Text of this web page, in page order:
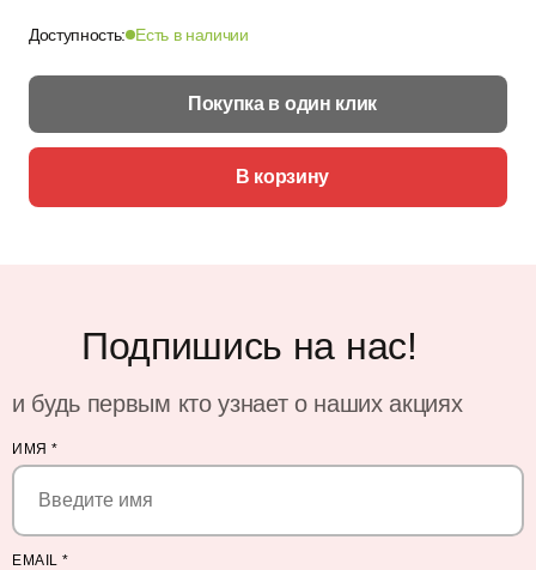
Доступность: Есть в наличии
Покупка в один клик
В корзину
Подпишись на нас!
и будь первым кто узнает о наших акциях
ИМЯ *
EMAIL *